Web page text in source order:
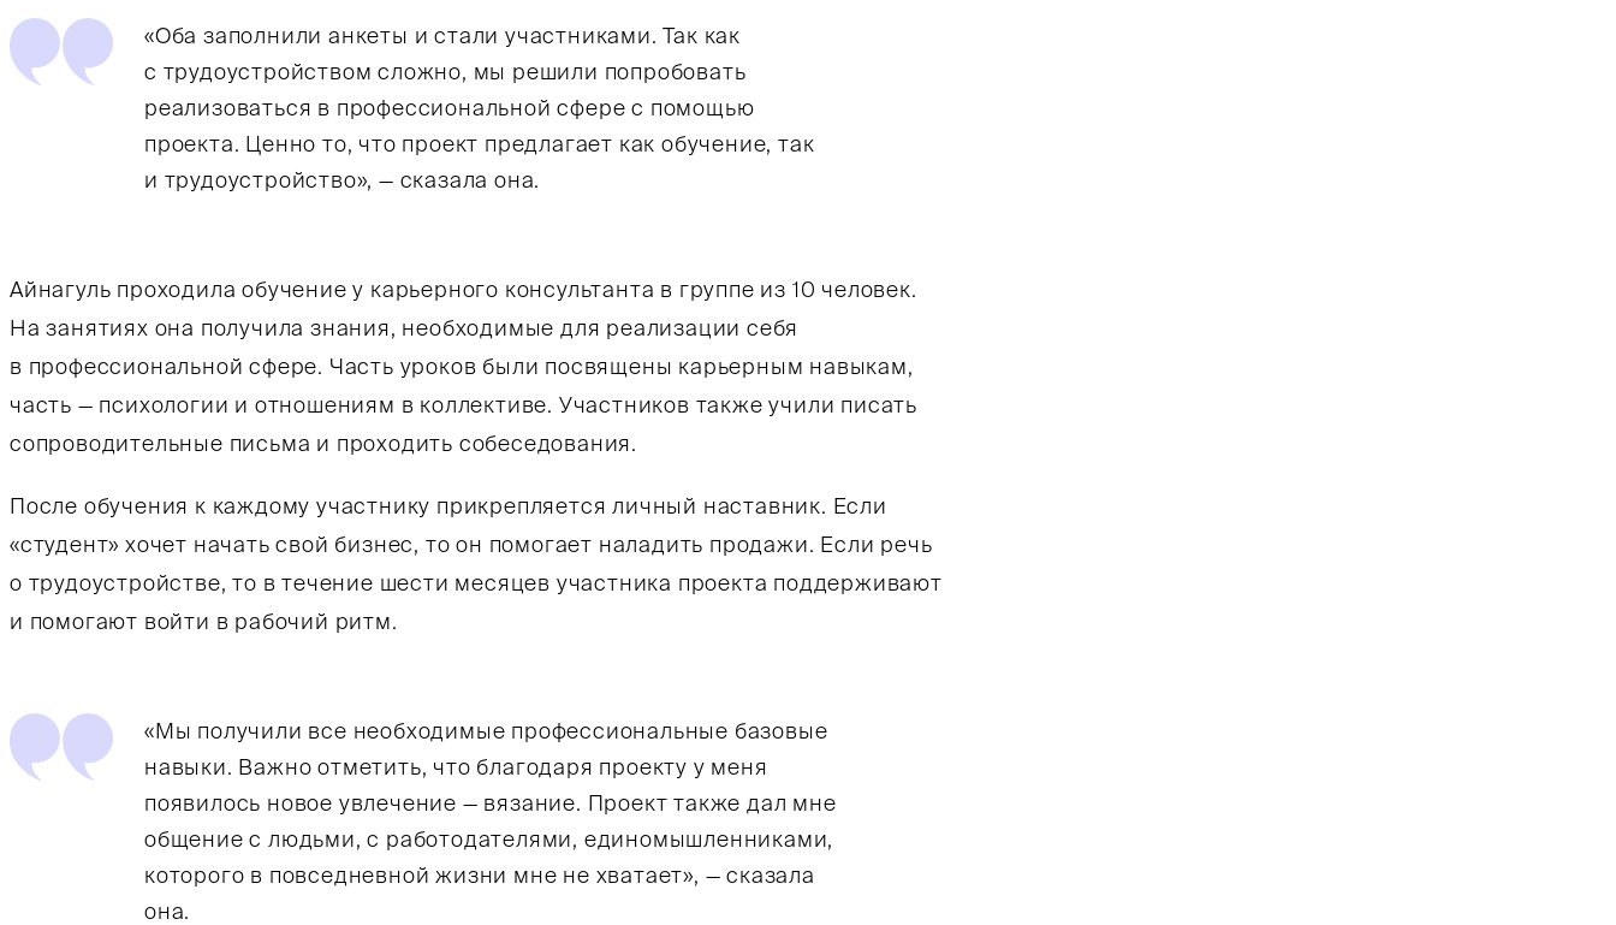
«Оба заполнили анкеты и стали участниками. Так как
с трудоустройством сложно, мы решили попробовать
реализоваться в профессиональной сфере с помощью
проекта. Ценно то, что проект предлагает как обучение, так
и трудоустройство», — сказала она.
Айнагуль проходила обучение у карьерного консультанта в группе из 10 человек.
На занятиях она получила знания, необходимые для реализации себя
в профессиональной сфере. Часть уроков были посвящены карьерным навыкам,
часть — психологии и отношениям в коллективе. Участников также учили писать
сопроводительные письма и проходить собеседования.
После обучения к каждому участнику прикрепляется личный наставник. Если
«студент» хочет начать свой бизнес, то он помогает наладить продажи. Если речь
о трудоустройстве, то в течение шести месяцев участника проекта поддерживают
и помогают войти в рабочий ритм.
«Мы получили все необходимые профессиональные базовые
навыки. Важно отметить, что благодаря проекту у меня
появилось новое увлечение — вязание. Проект также дал мне
общение с людьми, с работодателями, единомышленниками,
которого в повседневной жизни мне не хватает», — сказала
она.